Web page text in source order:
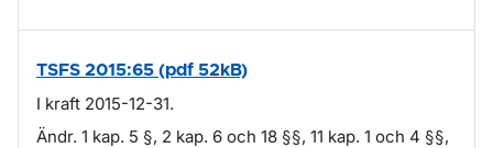
TSFS 2015:65 (pdf 52kB)
I kraft 2015-12-31.
Ändr. 1 kap. 5 §, 2 kap. 6 och 18 §§, 11 kap. 1 och 4 §§,